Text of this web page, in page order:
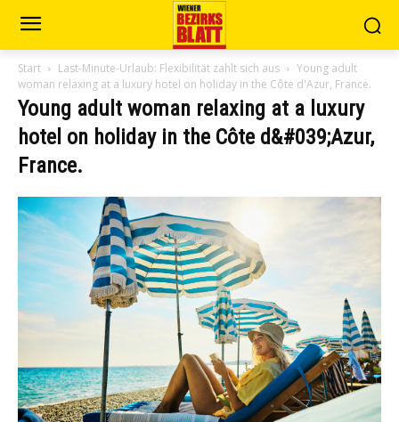
Start Last-Minute-Urlaub: Flexibilität zahlt sich aus
Young adult
woman relaxing at a luxury hotel on holiday in the Côte d'Azur, France.
Young adult woman relaxing at a luxury
hotel on holiday in the Côte d&#039;Azur,
France.